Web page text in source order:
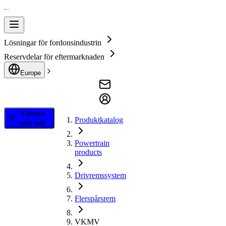
Lösningar för fordonsindustrin
Reservdelar för eftermarknaden
Europe
Filtrera
och sök
Produktkatalog
Powertrain
products
Drivremssystem
Flerspårsrem
VKMV